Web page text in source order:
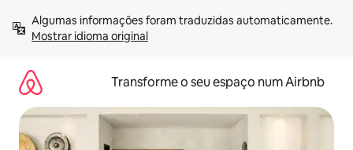
para
Mostrar idioma original
Transforme o seu espaço num Airbnb